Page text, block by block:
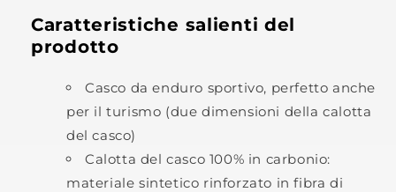
Caratteristiche salienti del
prodotto
Casco da enduro sportivo, perfetto anche
per il turismo (due dimensioni della calotta
del casco)
Calotta del casco 100% in carbonio:
materiale sintetico rinforzato in fibra di